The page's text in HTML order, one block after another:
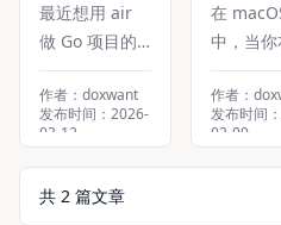
安装 Go 工
具 air（解
决 comma
nd not fou
nd 问题）
最近想用 air
做 Go 项目的
热重载开发，
但在安装时遇
到了一个经典
mmand not f
ound: air 明明
作者：doxwant
发布时间：2026-
03-12
分类：日常记录,
教程指南
标签：#golang
# mac
时不生
隐藏文件
夹？
在
中，当你
压缩文
件夹时，
会自动
作者：
发布时间
02-09
分类：教
标签：#
共 2 篇文章